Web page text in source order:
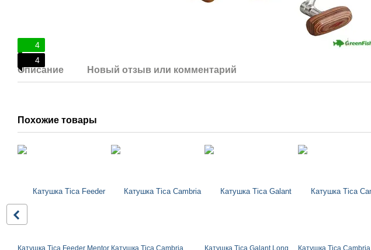
4
4
Описание Новый отзыв или комментарий
Похожие товары
Катушка Tica Feeder Mentor Катушка Tica Cambria
Катушка Tica Galant Long
Катушка Tica Cambria